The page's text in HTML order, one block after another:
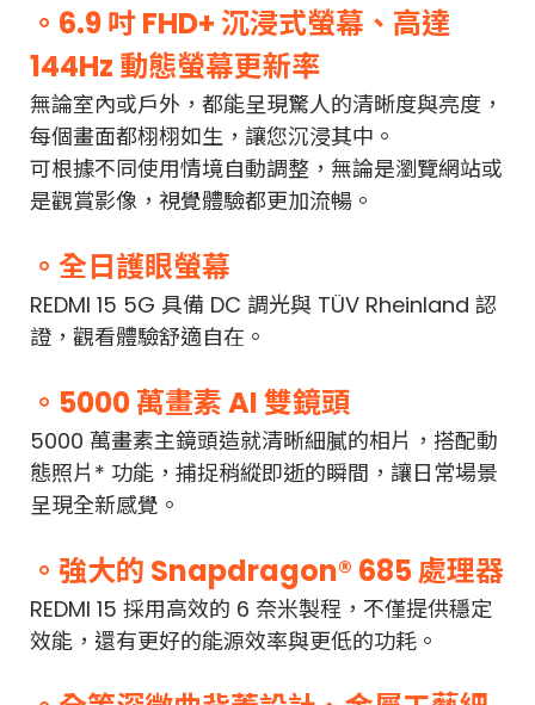
。6.9 吋 FHD+ 沉浸式螢幕、高達
144Hz 動態螢幕更新率
無論室內或戶外，都能呈現驚人的清晰度與亮度，
每個畫面都栩栩如生，讓您沉浸其中。
可根據不同使用情境自動調整，無論是瀏覽網站或
是觀賞影像，視覺體驗都更加流暢。
。全日護眼螢幕
REDMI 15 5G 具備 DC 調光與 TÜV Rheinland 認
證，觀看體驗舒適自在。
。5000 萬畫素 AI 雙鏡頭
5000 萬畫素主鏡頭造就清晰細膩的相片，搭配動
態照片* 功能，捕捉稍縱即逝的瞬間，讓日常場景
呈現全新感覺。
。強大的 Snapdragon® 685 處理器
REDMI 15 採用高效的 6 奈米製程，不僅提供穩定
效能，還有更好的能源效率與更低的功耗。